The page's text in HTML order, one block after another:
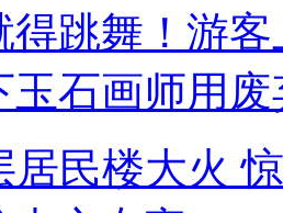
得跳舞！游客
玉石画师用
居民楼大火